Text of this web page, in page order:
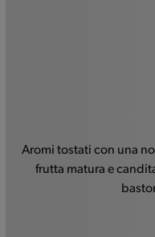
Aromi tostati con una
frutta matura e